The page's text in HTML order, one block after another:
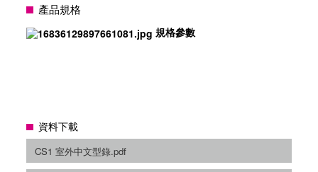
產品規格
規格參數
資料下載
CS1 室外中文型錄.pdf